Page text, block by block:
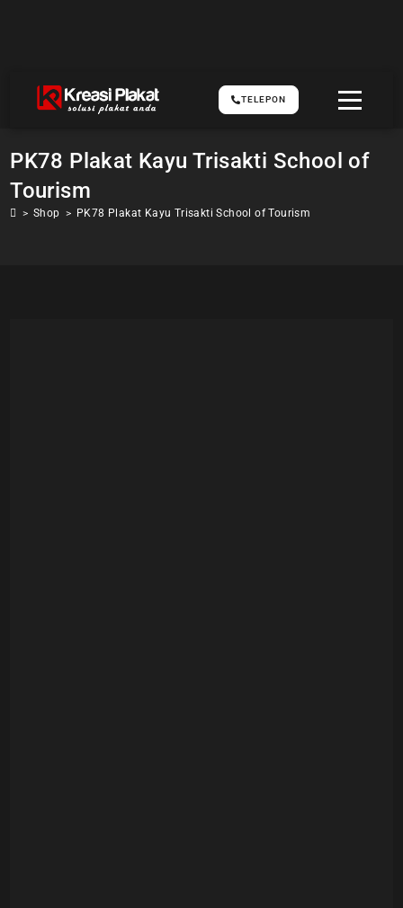
TELEPON
PK78 Plakat Kayu Trisakti School of
Tourism
> Shop > PK78 Plakat Kayu Trisakti School of Tourism